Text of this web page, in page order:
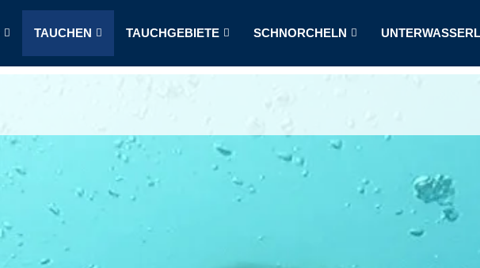
TAUCHEN TAUCHGEBIETE SCHNORCHELN